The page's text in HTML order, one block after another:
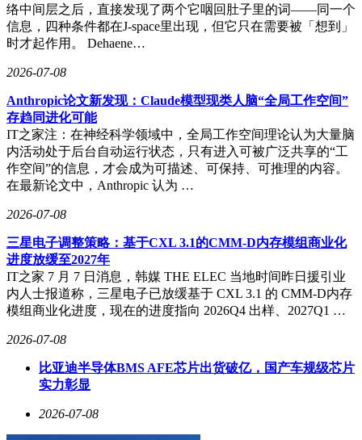
络中间层之后，直接发现了两个它咽回肚子里的词——同一个
信息，四种条件都在J-space里出现，但它只在需要被「想到」
时才起作用。 Dehaene…
2026-07-08
Anthropic论文新发现：Claude模型现类人脑“全局工作空间”
存趋同进化可能
IT之家注：在神经科学领域中，全局工作空间理论认为大量脑
内活动处于后台自动运行状态，只有进入可被广泛共享的“工
作空间”的信息，才会成为可描述、可保持、可推理的内容。
在最新论文中，Anthropic 认为 …
2026-07-08
三星电子调整策略：基于CXL 3.1的CMM-D内存模组商业化
进度放缓至2027年
IT之家 7 月 7 日消息，韩媒 THE ELEC 当地时间昨日援引业
内人士报道称，三星电子已放缓基于 CXL 3.1 的 CMM-D内存
模组商业化进度，现在的进度指向 2026Q4 出样、2027Q1 …
2026-07-08
比亚迪半导体BMS AFE芯片出货破亿，国产车规级芯片
实力彰显
2026-07-08